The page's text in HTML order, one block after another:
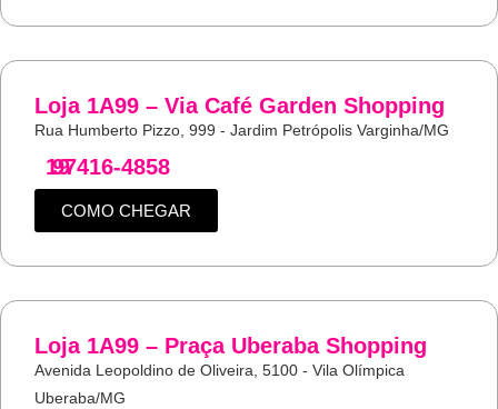
Loja 1A99 – Via Café Garden Shopping
Rua Humberto Pizzo, 999 - Jardim Petrópolis Varginha/MG
19
97416-4858
COMO CHEGAR
Loja 1A99 – Praça Uberaba Shopping
Avenida Leopoldino de Oliveira, 5100 - Vila Olímpica
Uberaba/MG